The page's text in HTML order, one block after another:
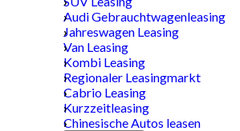
Audi Gebrauchtwagenleasing
Jahreswagen Leasing
Van Leasing
Kombi Leasing
Regionaler Leasingmarkt
Cabrio Leasing
Kurzzeitleasing
Chinesische Autos leasen